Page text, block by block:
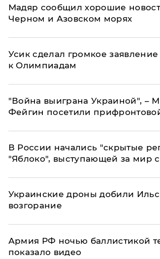
Мадяр сообщил хорошие
Черном и Азовском морях
Усик сделал громкое
к Олимпиадам
"Война выиграна Украиной", –
Фейгин посетили
В России начались "скрытые
"Яблоко", выступающей за мир
Украинские дроны добили
возгорание
Армия РФ ночью баллистикой
показало видео